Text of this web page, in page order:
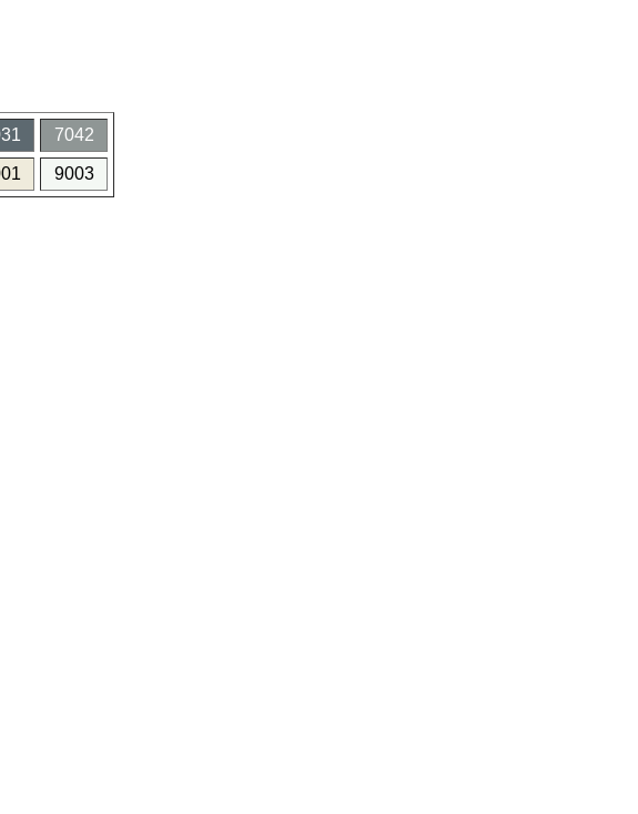
7042
9003